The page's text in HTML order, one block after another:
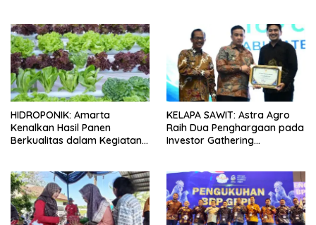
HIDROPONIK: Amarta
Kenalkan Hasil Panen
Berkualitas dalam Kegiatan
KELAPA SAWIT: Astra Agro
Raih Dua Penghargaan pada
Investor Gathering